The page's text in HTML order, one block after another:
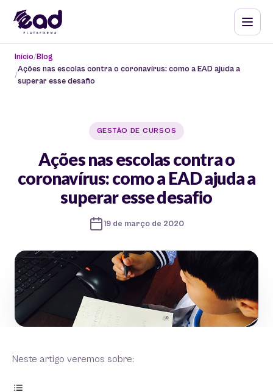
Início Blog
Ações nas escolas contra o coronavírus: como a EAD ajuda a
superar esse desafio
GESTÃO DE CURSOS
Ações nas escolas contra o
coronavírus: como a EAD ajuda a
superar esse desafio
19 de março de 2020
Neste artigo veremos sobre: